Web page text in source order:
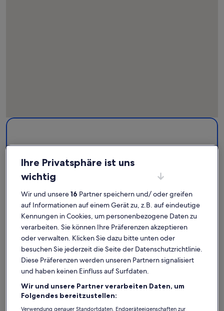
Karte
Sendlinger Tor
Weitere Informationen zu Sendlinger Tor. Wird in einem
Sendlinger Tor: Finde deine
perfekte Unterkunft
Ihre Privatsphäre ist uns
wichtig
Wir und unsere16 Partner speichern und/ oder greifen
auf Informationen auf einem Gerät zu, z.B. auf eindeutige
Kennungen in Cookies, um personenbezogene Daten zu
verarbeiten. Sie können Ihre Präferenzen akzeptieren
oder verwalten. Klicken Sie dazu bitte unten oder
besuchen Sie jederzeit die Seite der Datenschutzrichtlinie.
Diese Präferenzen werden unseren Partnern signalisiert
und haben keinen Einfluss auf Surfdaten.
Wir und unsere Partner verarbeiten Daten, um
Folgendes bereitzustellen:
Verwendung genauer Standortdaten. Endgeräteeigenschaften zur